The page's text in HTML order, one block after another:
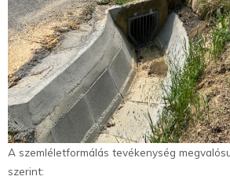
A szemléletformálás tevékenység
szerint: